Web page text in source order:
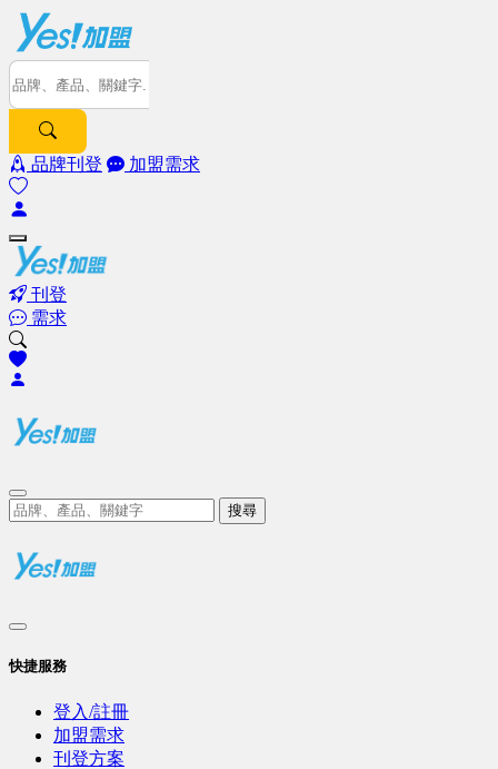
品牌刊登 加盟需求
刊登
需求
搜尋
快捷服務
登入/註冊
加盟需求
刊登方案